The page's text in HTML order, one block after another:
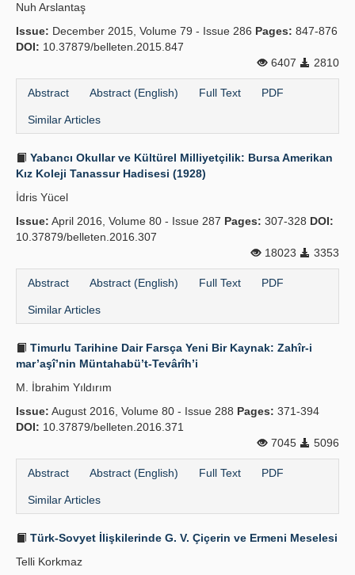
Nuh Arslantaş
Issue: December 2015, Volume 79 - Issue 286 Pages: 847-876
DOI: 10.37879/belleten.2015.847
6407
2810
Abstract Abstract (English) Full Text PDF
Similar Articles
Yabancı Okullar ve Kültürel Milliyetçilik: Bursa Amerikan
Kız Koleji Tanassur Hadisesi (1928)
İdris Yücel
Issue: April 2016, Volume 80 - Issue 287 Pages: 307-328 DOI:
10.37879/belleten.2016.307
18023
3353
Abstract Abstract (English) Full Text PDF
Similar Articles
Timurlu Tarihine Dair Farsça Yeni Bir Kaynak: Zahîr-i
mar’aşî’nin Müntahabü’t-Tevârîh’i
M. İbrahim Yıldırım
Issue: August 2016, Volume 80 - Issue 288 Pages: 371-394
DOI: 10.37879/belleten.2016.371
7045
5096
Abstract Abstract (English) Full Text PDF
Similar Articles
Türk-Sovyet İlişkilerinde G. V. Çiçerin ve Ermeni Meselesi
Telli Korkmaz